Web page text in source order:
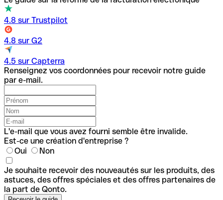
4.8 sur Trustpilot
4.8 sur G2
4.5 sur Capterra
Renseignez vos coordonnées pour recevoir notre guide
par e-mail.
L'e-mail que vous avez fourni semble être invalide.
Est-ce une création d'entreprise ?
Oui
Non
Je souhaite recevoir des nouveautés sur les produits, des
astuces, des offres spéciales et des offres partenaires de
la part de Qonto.